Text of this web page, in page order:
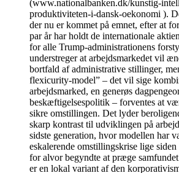
(www.nationalbanken.dk/kunstig-
produktiviteten-i-dansk-oekonomi ).
der nu er kommet på emnet, efter at
par år har holdt de internationale
for alle Trump-administrationens
understreger at arbejdsmarkedet vil
bortfald af administrative stillinger,
flexicurity-model” – det vil sige
arbejdsmarked, en generøs
beskæftigelsespolitik – forventes at
sikre omstillingen. Det lyder
skarp kontrast til udviklingen på
sidste generation, hvor modellen har
eskalerende omstillingskrise lige
for alvor begyndte at præge
er en lokal variant af den